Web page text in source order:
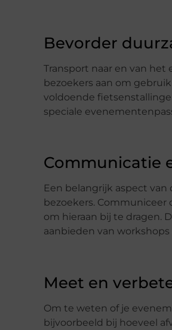
Bevorder
Transport naar en van
bezoekers aan om
voldoende
speciale
Communicatie
Een belangrijk aspect
bezoekers.
om hieraan bij te dragen.
aanbieden van
Meet en
Om te weten of je
bijvoorbeeld bij hoeveel